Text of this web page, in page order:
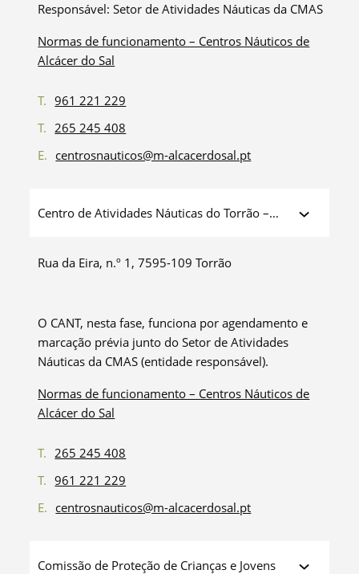
Responsável:Setor de Atividades Náuticas da CMAS
Normas de funcionamento – Centros Náuticos de
Alcácer do Sal
T. 961 221 229
T. 265 245 408
E. centrosnauticos@m-alcacerdosal.pt
Centro de Atividades Náuticas do Torrão –
Rua da Eira, n.º 1, 7595-109 Torrão
O CANT, nesta fase, funciona por agendamento e
marcação prévia junto do Setor de Atividades
Náuticas da CMAS (entidade responsável).
Normas de funcionamento – Centros Náuticos de
Alcácer do Sal
T. 265 245 408
T. 961 221 229
E. centrosnauticos@m-alcacerdosal.pt
Comissão de Proteção de Crianças e Jovens